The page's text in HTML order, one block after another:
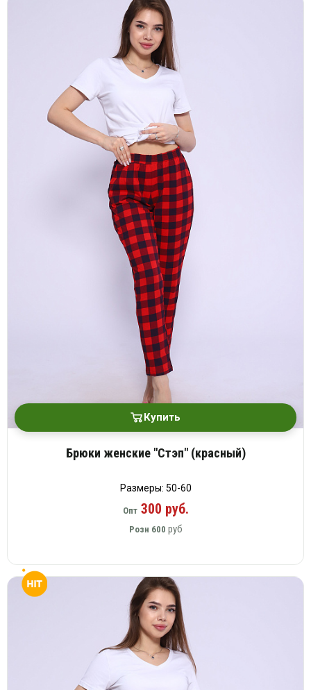
Купить
Брюки женские "Стэп" (красный)
Размеры: 50-60
Опт300 руб.
Розн 600 руб